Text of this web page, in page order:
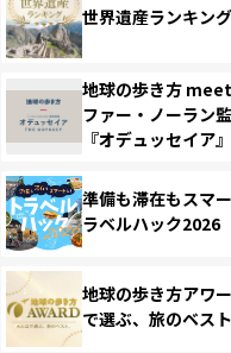
世界遺産ランキング
地球の歩き方
ファー・ノーラン
『オデュッセイア』
準備も滞在もスマ
ラベルハック2026
地球の歩き方アワ
で選ぶ、旅のベスト